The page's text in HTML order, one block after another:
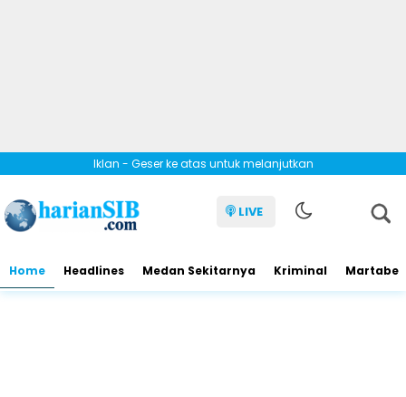
Iklan - Geser ke atas untuk melanjutkan
LIVE
Home Headlines Medan Sekitarnya Kriminal Martabe